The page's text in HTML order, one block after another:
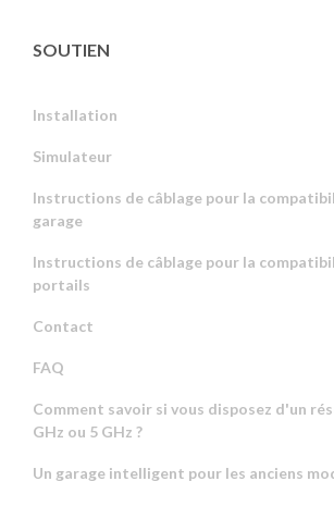
SOUTIEN
Installation
Simulateur
Instructions de câblage pour la
garage
Instructions de câblage pour la
portails
Contact
FAQ
Comment savoir si vous disposez d'un
GHz ou 5 GHz ?
Un garage intelligent pour les anciens